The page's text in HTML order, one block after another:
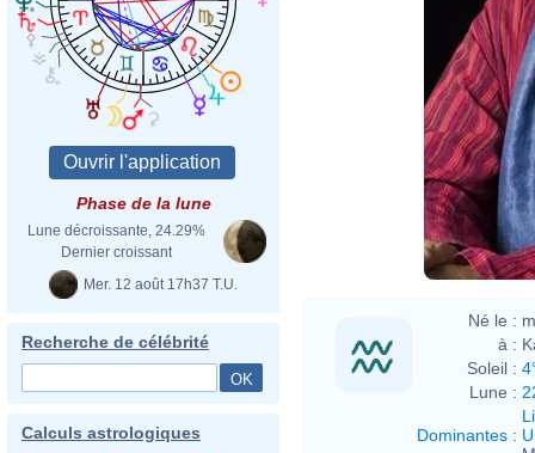
Phase de la lune
Lune décroissante, 24.29%
Dernier croissant
Mer. 12 août 17h37 T.U.
Recherche de célébrité
Calculs astrologiques
Né le :
à :
Soleil :
Lune :
Dominantes :